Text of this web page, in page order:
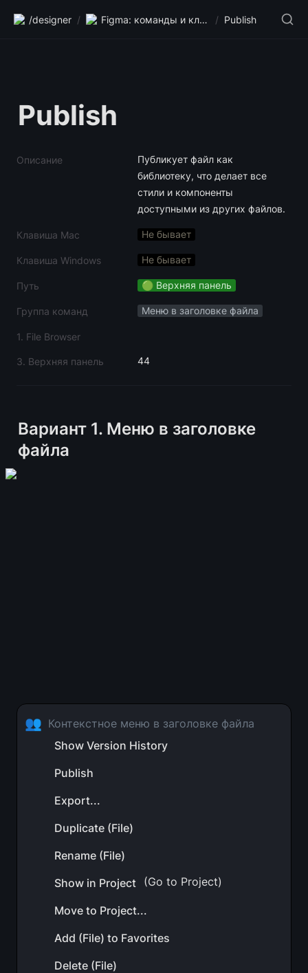
/designer / Figma: команды и клавиши / Publish
Publish
Описание
Публикует файл как
библиотеку, что делает все
стили и компоненты
доступными из других файлов.
Клавиша Mac Не бывает
Клавиша Windows Не бывает
Путь 🟢 Верхняя панель
Группа команд Меню в заголовке файла
1. File Browser
3. Верхняя панель 44
Вариант 1. Меню в заголовке
файла
👥 Контекстное меню в заголовке файла
Show Version History
Publish
Export...
Duplicate (File)
Rename (File)
Show in Project (Go to Project)
Move to Project...
Add (File) to Favorites
Delete (File)